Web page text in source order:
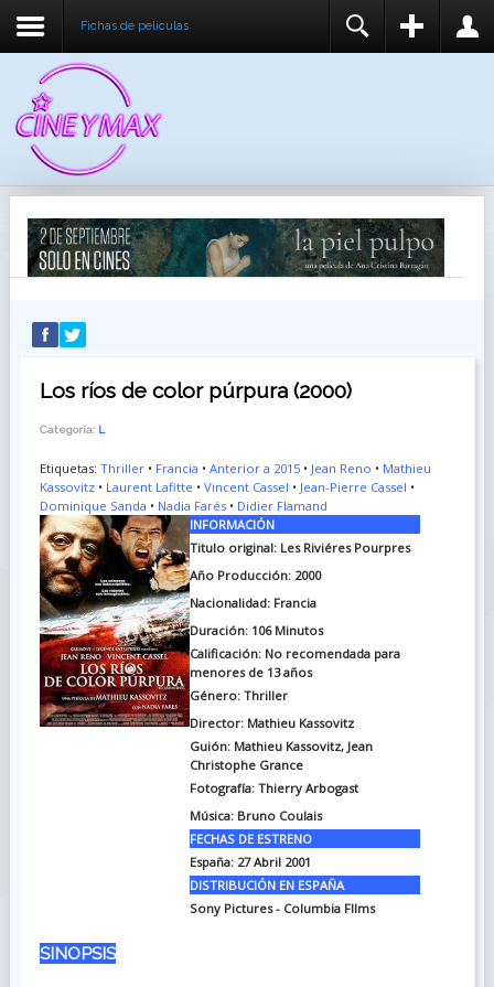
Fichas de peliculas
RECUÉRDEME
IDENTIFICARSE
REGISTER
Los ríos de color púrpura (2000)
Categoría: L
Etiquetas: Thriller• Francia • Anterior a 2015• Jean Reno • Mathieu
Kassovitz• Laurent Lafitte • Vincent Cassel • Jean-Pierre Cassel •
Dominique Sanda • Nadia Farés• Didier Flamand
INFORMACIÓN
Titulo original: Les Riviéres Pourpres
Año Producción: 2000
Nacionalidad: Francia
Duración: 106 Minutos
Calificación: No recomendada para
menores de 13 años
Género: Thriller
Director: Mathieu Kassovitz
Guión: Mathieu Kassovitz, Jean
Christophe Grance
Fotografía: Thierry Arbogast
Música: Bruno Coulais
FECHAS DE ESTRENO
España: 27 Abril 2001
DISTRIBUCIÓN EN ESPAÑA
Sony Pictures - Columbia FIlms
SINOPSIS